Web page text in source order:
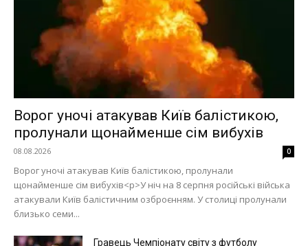
Ворог уночі атакував Київ балістикою,
пролунали щонайменше сім вибухів
08.08.2026 0
Ворог уночі атакував Київ балістикою, пролунали
щонайменше сім вибухів<p>У ніч на 8 серпня російські війська
атакували Київ балістичним озброєнням. У столиці пролунали
близько семи...
Гравець Чемпіонату світу з футболу